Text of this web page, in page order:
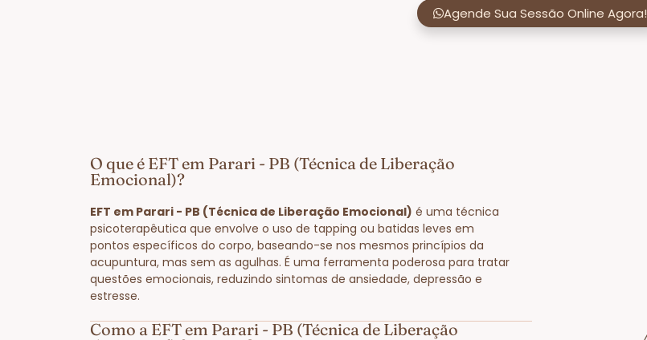
Agende Sua Sessão Online Agora!
O que é EFT em Parari - PB (Técnica de Liberação
Emocional)?
EFT em Parari - PB (Técnica de Liberação Emocional) é uma técnica
psicoterapêutica que envolve o uso de tapping ou batidas leves em
pontos específicos do corpo, baseando-se nos mesmos princípios da
acupuntura, mas sem as agulhas. É uma ferramenta poderosa para tratar
questões emocionais, reduzindo sintomas de ansiedade, depressão e
estresse.
Como a EFT em Parari - PB (Técnica de Liberação